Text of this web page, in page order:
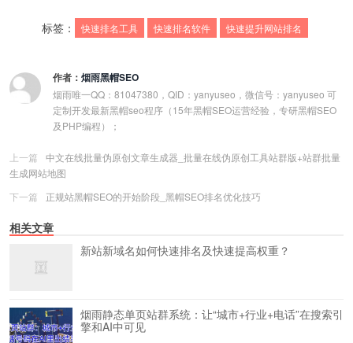
标签： 快速排名工具 快速排名软件 快速提升网站排名
作者： 烟雨黑帽SEO
烟雨唯一QQ：81047380，QID：yanyuseo，微信号：yanyuseo 可
定制开发最新黑帽seo程序（15年黑帽SEO运营经验，专研黑帽SEO
及PHP编程）；
上一篇
中文在线批量伪原创文章生成器_批量在线伪原创工具站群版+站群批量
生成网站地图
下一篇
正规站黑帽SEO的开始阶段_黑帽SEO排名优化技巧
相关文章
新站新域名如何快速排名及快速提高权重？
烟雨静态单页站群系统：让“城市+行业+电话”在搜索引
擎和AI中可见